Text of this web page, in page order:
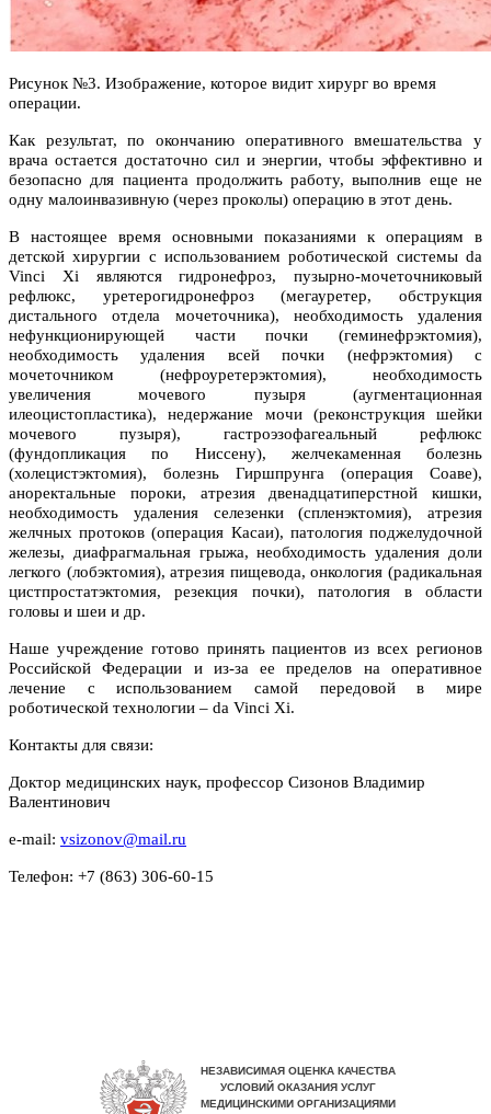
Рисунок №3. Изображение, которое видит хирург во время
операции.
Как результат, по окончанию оперативного вмешательства у
врача остается достаточно сил и энергии, чтобы эффективно и
безопасно для пациента продолжить работу, выполнив еще не
одну малоинвазивную (через проколы) операцию в этот день.
В настоящее время основными показаниями к операциям в
детской хирургии с использованием роботической системы da
Vinci Xi являются гидронефроз, пузырно-мочеточниковый
рефлюкс, уретерогидронефроз (мегауретер, обструкция
дистального отдела мочеточника), необходимость удаления
нефункционирующей части почки (геминефрэктомия),
необходимость удаления всей почки (нефрэктомия) с
мочеточником (нефроуретерэктомия), необходимость
увеличения мочевого пузыря (аугментационная
илеоцистопластика), недержание мочи (реконструкция шейки
мочевого пузыря), гастроэзофагеальный рефлюкс
(фундопликация по Ниссену), желчекаменная болезнь
(холецистэктомия), болезнь Гиршпрунга (операция Соаве),
аноректальные пороки, атрезия двенадцатиперстной кишки,
необходимость удаления селезенки (спленэктомия), атрезия
желчных протоков (операция Касаи), патология поджелудочной
железы, диафрагмальная грыжа, необходимость удаления доли
легкого (лобэктомия), атрезия пищевода, онкология (радикальная
цистпростатэктомия, резекция почки), патология в области
головы и шеи и др.
Наше учреждение готово принять пациентов из всех регионов
Российской Федерации и из-за ее пределов на оперативное
лечение с использованием самой передовой в мире
роботической технологии – da Vinci Xi.
Контакты для связи:
Доктор медицинских наук, профессор Сизонов Владимир
Валентинович
e-mail: vsizonov@mail.ru
Телефон: +7 (863) 306-60-15